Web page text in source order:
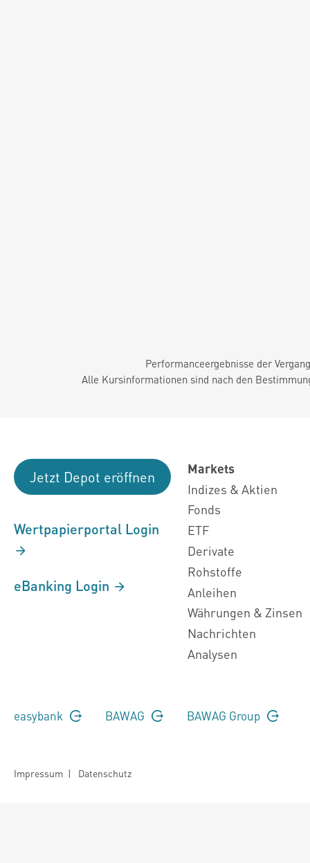
Performanceergebnisse der
Alle Kursinformationen sind nach den
Jetzt Depot eröffnen
Wertpapierportal Login
eBanking Login
Markets
Indizes & Aktien
Fonds
ETF
Derivate
Rohstoffe
Anleihen
Währungen & Zinsen
Nachrichten
Analysen
easybank BAWAG BAWAG Group
Impressum | Datenschutz